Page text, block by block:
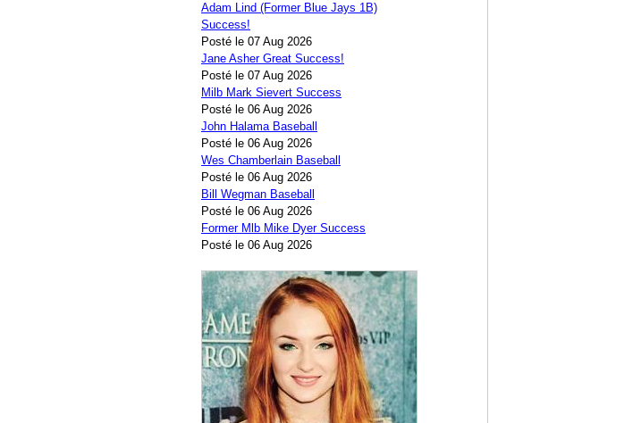
Adam Lind (Former Blue Jays 1B)
Success!
Posté le 07 Aug 2026
Jane Asher Great Success!
Posté le 07 Aug 2026
Milb Mark Sievert Success
Posté le 06 Aug 2026
John Halama Baseball
Posté le 06 Aug 2026
Wes Chamberlain Baseball
Posté le 06 Aug 2026
Bill Wegman Baseball
Posté le 06 Aug 2026
Former Mlb Mike Dyer Success
Posté le 06 Aug 2026